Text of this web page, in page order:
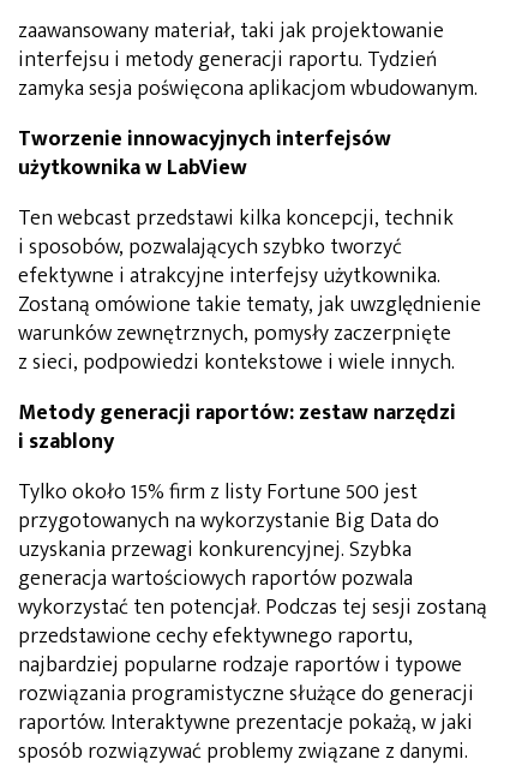
zaawansowany materiał, taki jak projektowanie
interfejsu i metody generacji raportu. Tydzień
zamyka sesja poświęcona aplikacjom wbudowanym.
Tworzenie innowacyjnych interfejsów
użytkownika w LabView
Ten webcast przedstawi kilka koncepcji, technik
i sposobów, pozwalających szybko tworzyć
efektywne i atrakcyjne interfejsy użytkownika.
Zostaną omówione takie tematy, jak uwzględnienie
warunków zewnętrznych, pomysły zaczerpnięte
z sieci, podpowiedzi kontekstowe i wiele innych.
Metody generacji raportów: zestaw narzędzi
i szablony
Tylko około 15% firm z listy Fortune 500 jest
przygotowanych na wykorzystanie Big Data do
uzyskania przewagi konkurencyjnej. Szybka
generacja wartościowych raportów pozwala
wykorzystać ten potencjał. Podczas tej sesji zostaną
przedstawione cechy efektywnego raportu,
najbardziej popularne rodzaje raportów i typowe
rozwiązania programistyczne służące do generacji
raportów. Interaktywne prezentacje pokażą, w jaki
sposób rozwiązywać problemy związane z danymi.